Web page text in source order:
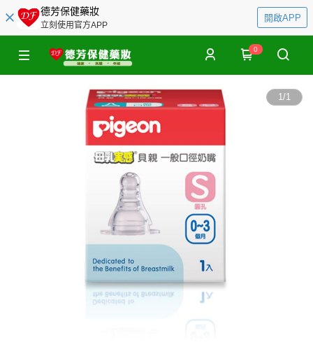
德芳保健藥妝
立刻使用官方APP
開啟APP
0
1/1